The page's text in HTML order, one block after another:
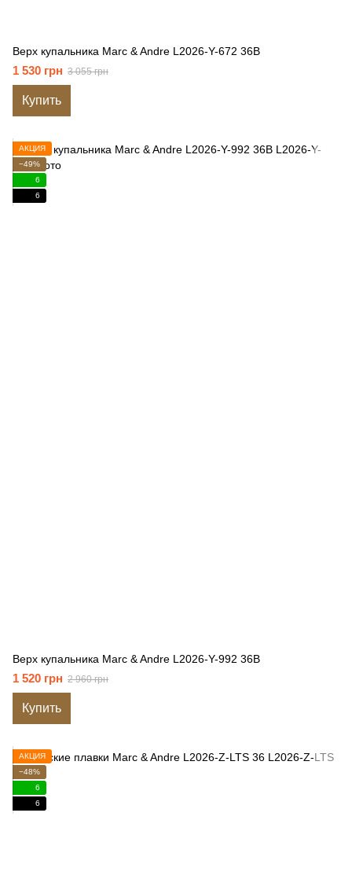
Верх купальника Marc & Andre L2026-Y-672 36B
1 530 грн 3 055 грн
Купить
АКЦИЯ
−49%
6
6
Верх купальника Marc & Andre L2026-Y-992 36B
1 520 грн 2 960 грн
Купить
АКЦИЯ
−48%
6
6